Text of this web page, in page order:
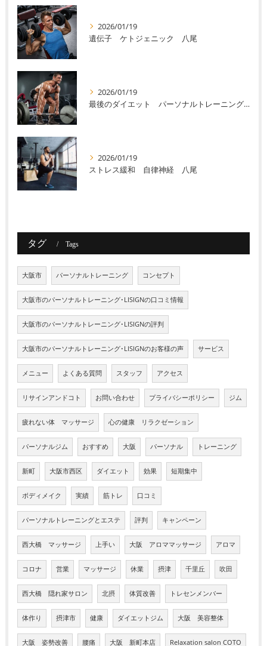
2026/01/19
遺伝子 ケトジェニック 八尾
2026/01/19
最後のダイエット パーソナルトレーニング 八尾
2026/01/19
ストレス緩和 自律神経 八尾
タグ Tags
大阪市 パーソナルトレーニング コンセプト
大阪市のパーソナルトレーニング･LISIGNの口コミ情報
大阪市のパーソナルトレーニング･LISIGNの評判
大阪市のパーソナルトレーニング･LISIGNのお客様の声 サービス
メニュー よくある質問 スタッフ アクセス
リサインアンドコト お問い合わせ プライバシーポリシー ジム
疲れない体 マッサージ 心の健康 リラクゼーション
パーソナルジム おすすめ 大阪 パーソナル トレーニング
新町 大阪市西区 ダイエット 効果 短期集中
ボディメイク 実績 筋トレ 口コミ
パーソナルトレーニングとエステ 評判 キャンペーン
西大橋 マッサージ 上手い 大阪 アロママッサージ アロマ
コロナ 営業 マッサージ 休業 摂津 千里丘 吹田
西大橋 隠れ家サロン 北摂 体質改善 トレセンメンバー
体作り 摂津市 健康 ダイエットジム 大阪 美容整体
大阪 姿勢改善 腰痛 大阪 新町本店 Relaxation salon COTO